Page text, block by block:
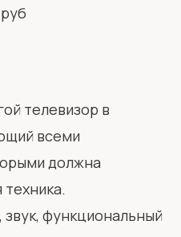
телевизор в
всеми
должна
функциональный